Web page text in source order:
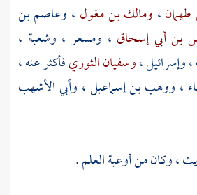
، ومالك بن مغول ، وعاصم بن
بن أبي إسحاق ، ومسعر ، وشعبة ،
،وإسرائيل،وسفيان الثوريفأكثر عنه ،
، ووهب بن إسماعيل، وأبي الأشهب
، وكان من أوعية العلم .